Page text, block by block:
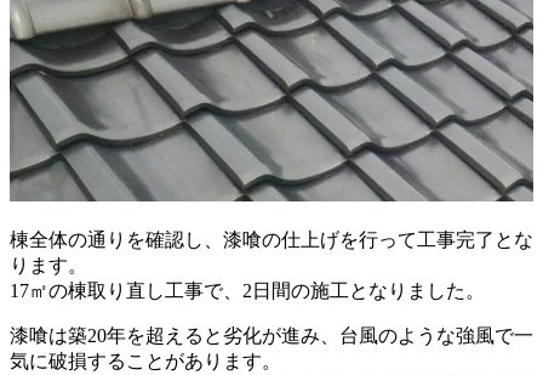
棟全体の通りを確認し、漆喰の仕上げを行って工事完了とな
ります。
17㎡の棟取り直し工事で、2日間の施工となりました。
漆喰は築20年を超えると劣化が進み、台風のような強風で一
気に破損することがあります。